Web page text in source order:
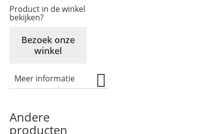
Product in de winkel
bekijken?
Bezoek onze
winkel
Meer informatie
Andere
producten